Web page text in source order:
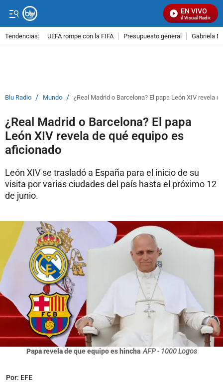
EN VIVO
Señal Visual Radio
Tendencias: UEFA rompe con la FIFA Presupuesto general Gabriela
Blu Radio / Mundo / ¿Real Madrid o Barcelona? El papa León XIV revela
¿Real Madrid o Barcelona? El papa
León XIV revela de qué equipo es
aficionado
León XIV se trasladó a España para el inicio de su
visita por varias ciudades del país hasta el próximo 12
de junio.
Papa revela de que equipo es hincha AFP - 1000 Logos
Por: EFE